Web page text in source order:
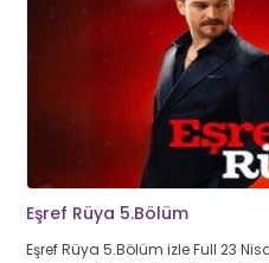
Eşref Rüya 5.Bölüm
Eşref Rüya 5.Bölüm izle Full 23